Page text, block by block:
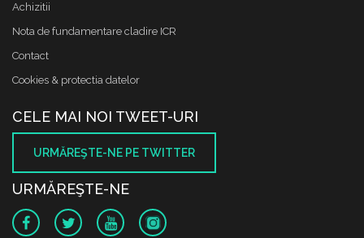
Achizitii
Nota de fundamentare cladire ICR
Contact
Cookies & protectia datelor
CELE MAI NOI TWEET-URI
URMĂREŞTE-NE PE TWITTER
URMĂREŞTE-NE